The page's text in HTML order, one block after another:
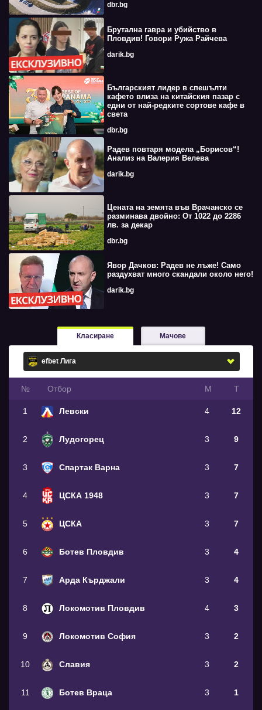
dbr.bg
Брутална гавра и убийство в
Пловдив! Говори Ружа Райчева
darik.bg
Българският лидер в спешълти
кафето влиза на китайския пазар с
едни от най-редките сортове кафе в
света
dbr.bg
Радев повтаря модела „Борисов“!
Анализ на Валерия Велева
darik.bg
Цената на земята във Врачанско се
разминава двойно: От 1022 до 2286
лв. за декар
dbr.bg
Явор Дачков: Радев не лъже! Само
раздухват много скандали около него!
darik.bg
Класиране Мачове
№ Oтбор М Т
1 Левски 4 12
2 Лудогорец 3 9
3 Спартак Варна 3 7
4 ЦСКА 1948 3 7
5 ЦСКА 3 7
6 Ботев Пловдив 3 4
7 Арда Кърджали 3 4
8 Локомотив Пловдив 4 3
9 Локомотив София 3 2
10 Славия 3 2
11 Ботев Враца 3 1